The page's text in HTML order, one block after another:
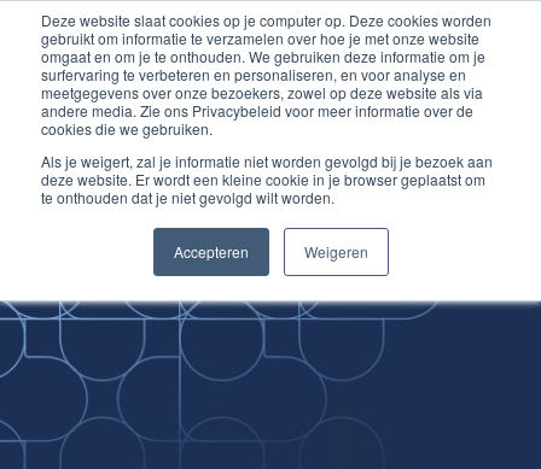
Deze website slaat cookies op je computer op. Deze cookies worden
gebruikt om informatie te verzamelen over hoe je met onze website
omgaat en om je te onthouden. We gebruiken deze informatie om je
surfervaring te verbeteren en personaliseren, en voor analyse en
meetgegevens over onze bezoekers, zowel op deze website als via
andere media. Zie ons Privacybeleid voor meer informatie over de
cookies die we gebruiken.
Als je weigert, zal je informatie niet worden gevolgd bij je bezoek aan
deze website. Er wordt een kleine cookie in je browser geplaatst om
te onthouden dat je niet gevolgd wilt worden.
Accepteren Weigeren
Inloggen account
Ga
naar
de
inhoud
Improving
Medical Skills